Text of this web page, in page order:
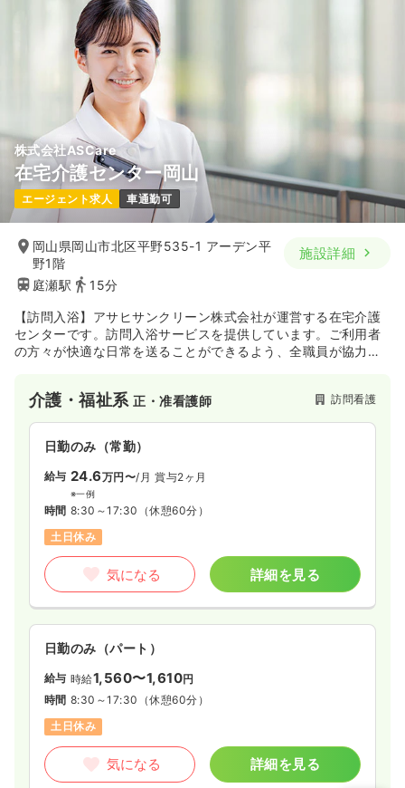
株式会社ASCare
在宅介護センター岡山
エージェント求人 車通勤可
岡山県岡山市北区平野535-1 アーデン平
野1階
庭瀬駅
15分
施設詳細
【訪問入浴】アサヒサンクリーン株式会社が運営する在宅介護
センターです。訪問入浴サービスを提供しています。ご利用者
の方々が快適な日常を送ることができるよう、全職員が協力
介護・福祉系正・准看護師 訪問看護
日勤のみ（常勤）
給与 24.6万円〜/月 賞与2ヶ月
※一例
時間 8:30～17:30 （休憩60分）
土日休み
気になる 詳細を見る
日勤のみ（パート）
給与 時給1,560〜1,610円
時間 8:30～17:30 （休憩60分）
土日休み
気になる 詳細を見る